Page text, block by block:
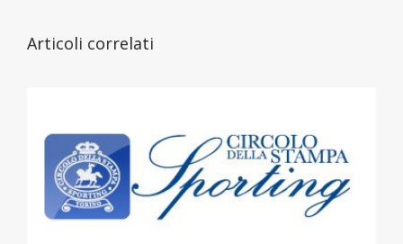
Articoli correlati